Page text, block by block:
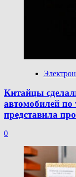
Китайцы
автомобилей по
представила
0